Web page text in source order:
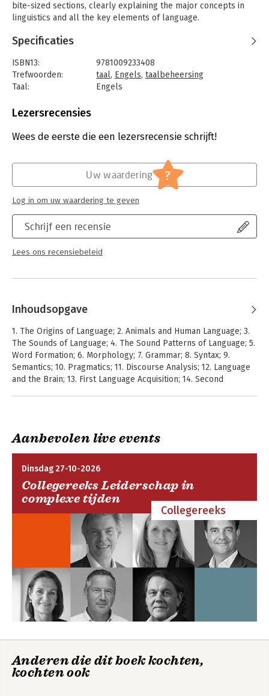
bite-sized sections, clearly explaining the major concepts in
linguistics and all the key elements of language.
This eighth edition has been revised and updated throughout,
with major changes in the chapters on Origins, Phonetics,
Syntax, Semantics, Pragmatics, Discourse Analysis, First and
Second Language Acquisition and Culture. There are forty new
study questions and over sixty new and updated additions to
To increase student engagement and to foster problem-
solving and critical thinking skills, the book includes over
twenty new tasks. The online resources have been expanded
Study Guide. This is the most fundamental and easy-to-use
introduction to the study of language.
Specificaties
ISBN13:
9781009233408
Trefwoorden:
taal, Engels, taalbeheersing
Taal:
Engels
Aantal pagina's:
Druk:
8
Woordenboeken en taal
Lezersrecensies
Wees de eerste die een lezersrecensie schrijft!
Schrijf een recensie
Lees ons recensiebeleid
Uw waardering ?
Log in om uw waardering te geven
Inhoudsopgave
1. The Origins of Language; 2. Animals and Human Language; 3.
The Sounds of Language; 4. The Sound Patterns of Language; 5.
Word Formation; 6. Morphology; 7. Grammar; 8. Syntax; 9.
Semantics; 10. Pragmatics; 11. Discourse Analysis; 12. Language
and the Brain; 13. First Language Acquisition; 14. Second
Aanbevolen live events
Dinsdag 27-10-2026
Collegereeks Leiderschap in
complexe tijden
Collegereeks
Anderen die dit boek kochten,
kochten ook